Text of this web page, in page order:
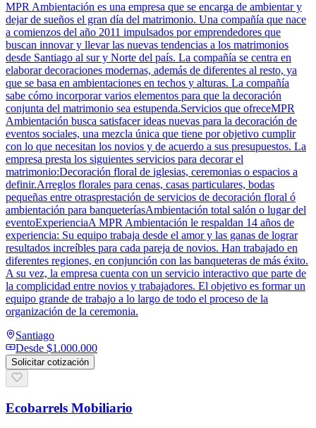
MPR Ambientación es una empresa que se encarga de ambientar y
dejar de sueños el gran día del matrimonio. Una compañía que nace
a comienzos del año 2011 impulsados por emprendedores que
buscan innovar y llevar las nuevas tendencias a los matrimonios
desde Santiago al sur y Norte del país. La compañía se centra en
elaborar decoraciones modernas, además de diferentes al resto, ya
que se basa en ambientaciones en techos y alturas. La compañía
sabe cómo incorporar varios elementos para que la decoración
conjunta del matrimonio sea estupenda.Servicios que ofreceMPR
Ambientación busca satisfacer ideas nuevas para la decoración de
eventos sociales, una mezcla única que tiene por objetivo cumplir
con lo que necesitan los novios y de acuerdo a sus presupuestos. La
empresa presta los siguientes servicios para decorar el
matrimonio:Decoración floral de iglesias, ceremonias o espacios a
definir.Arreglos florales para cenas, casas particulares, bodas
pequeñas entre otrasprestación de servicios de decoración floral ó
ambientación para banqueteríasAmbientación total salón o lugar del
eventoExperienciaA MPR Ambientación le respaldan 14 años de
experiencia: Su equipo trabaja desde el amor y las ganas de lograr
resultados increíbles para cada pareja de novios. Han trabajado en
diferentes regiones, en conjunción con las banqueteras de más éxito.
A su vez, la empresa cuenta con un servicio interactivo que parte de
la complicidad entre novios y trabajadores. El objetivo es formar un
equipo grande de trabajo a lo largo de todo el proceso de la
organización de la ceremonia.
Santiago
Desde $1.000.000
Solicitar cotización
Ecobarrels Mobiliario